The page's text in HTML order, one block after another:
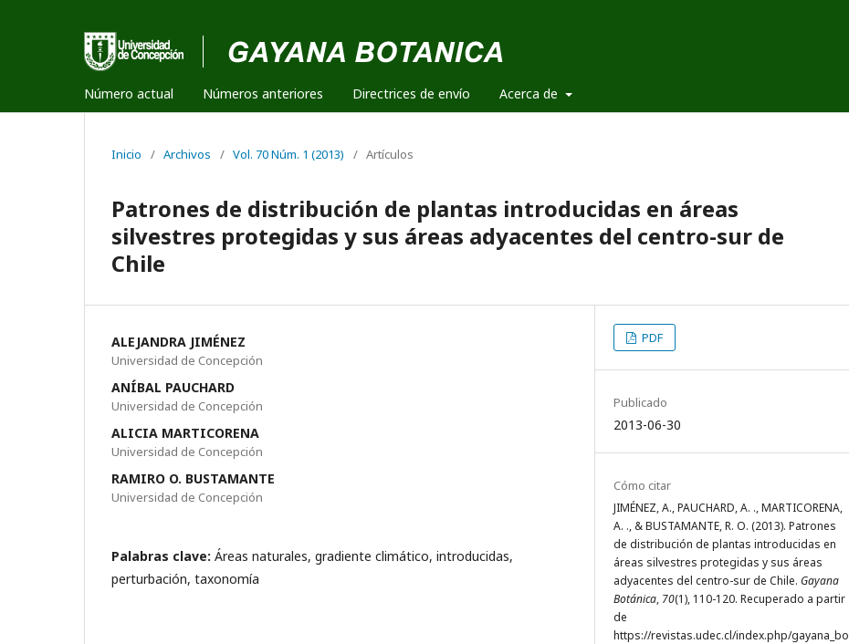
Número actual Números anteriores Directrices de envío Acerca de
Inicio / Archivos / Vol. 70 Núm. 1 (2013) / Artículos
Patrones de distribución de plantas introducidas en áreas
silvestres protegidas y sus áreas adyacentes del centro-sur de
Chile
ALEJANDRA JIMÉNEZ
Universidad de Concepción
ANÍBAL PAUCHARD
Universidad de Concepción
ALICIA MARTICORENA
Universidad de Concepción
RAMIRO O. BUSTAMANTE
Universidad de Concepción
Palabras clave: Áreas naturales, gradiente climático, introducidas,
perturbación, taxonomía
PDF
Publicado
2013-06-30
Cómo citar
JIMÉNEZ, A., PAUCHARD, A. ., MARTICORENA,
A. ., & BUSTAMANTE, R. O. (2013). Patrones
de distribución de plantas introducidas en
áreas silvestres protegidas y sus áreas
adyacentes del centro-sur de Chile. Gayana
Botánica, 70(1), 110-120. Recuperado a partir
de
https://revistas.udec.cl/index.php/gayana_bo